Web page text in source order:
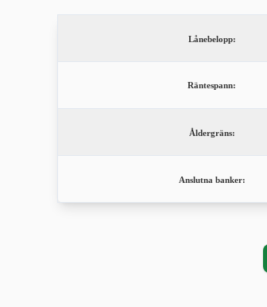
Lånebelopp:
Räntespann:
Åldergräns:
Anslutna banker: